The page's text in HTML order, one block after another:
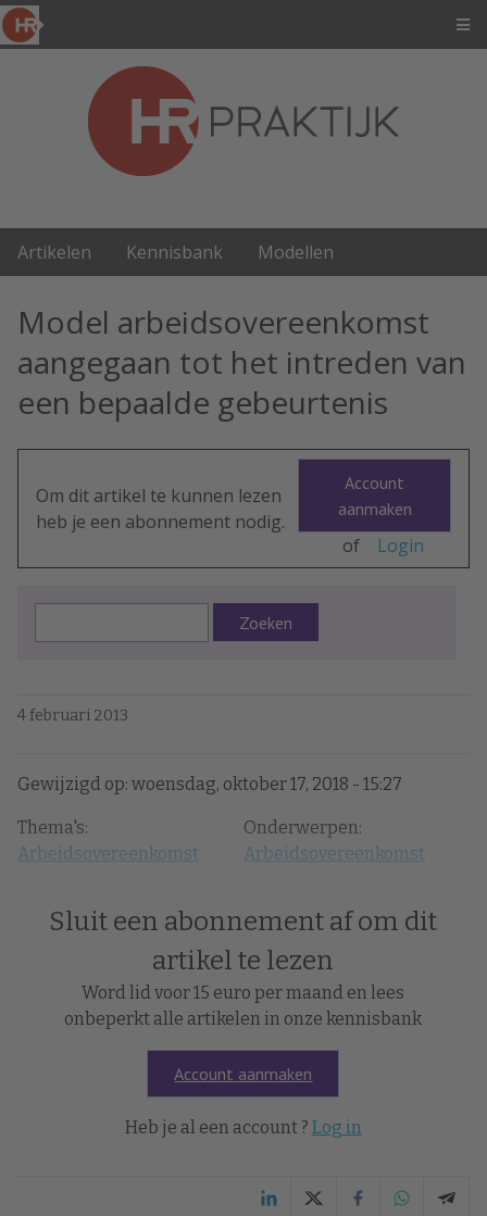
Artikelen Kennisbank Modellen
Model arbeidsovereenkomst
aangegaan tot het intreden van
een bepaalde gebeurtenis
Om dit artikel te kunnen lezen
heb je een abonnement nodig.
Account
aanmaken
of Login
Zoeken
4 februari 2013
Gewijzigd op: woensdag, oktober 17, 2018 - 15:27
Thema's:
Arbeidsovereenkomst
Onderwerpen:
Arbeidsovereenkomst
Sluit een abonnement af om dit
artikel te lezen
Word lid voor 15 euro per maand en lees
onbeperkt alle artikelen in onze kennisbank
Account aanmaken
Heb je al een account ? Log in